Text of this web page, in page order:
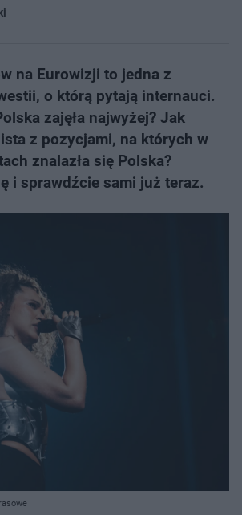
na Eurowizji to jedna z
o którą pytają internauci.
zajęła najwyżej? Jak
z pozycjami, na których w
znalazła się Polska?
i sprawdźcie sami już teraz.